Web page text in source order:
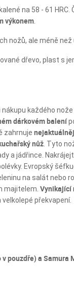
na 58 - 61
výkonem.
nožů, ale méně
dřevo, plast s
každého
dárkovém balení
zahrnuje
nůž. Tyto
a jádřince.
Evropský
na salát nebo
majitelem. Vynikající
překvapení.
pouzdře) a Samura